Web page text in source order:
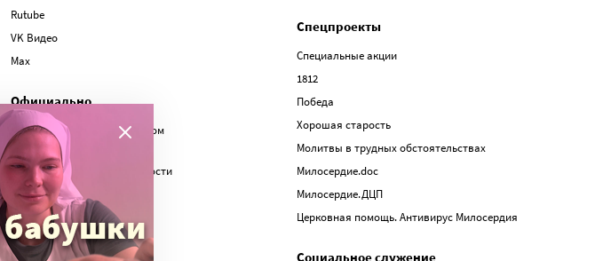
Rutube
VK Видео
Max
Официально
Договор о благотворительном
пожертвовании
Политика конфиденциальности
Отчеты
Спецпроекты
Специальные акции
1812
Победа
Хорошая старость
Молитвы в трудных обстоятельствах
Милосердие.doc
Милосердие.ДЦП
Церковная помощь. Антивирус Милосердия
Социальное служение